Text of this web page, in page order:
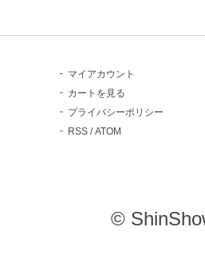
マイアカウント
カートを見る
プライバシーポリシー
RSS /ATOM
©